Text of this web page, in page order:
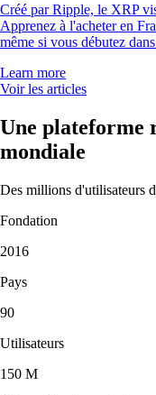
Créé par Ripple, le XRP
Apprenez à l'acheter en
même si vous débutez
Learn more
Voir les articles
Une plateforme
mondiale
Des millions d'utilisateurs
Fondation
2016
Pays
90
Utilisateurs
150 M